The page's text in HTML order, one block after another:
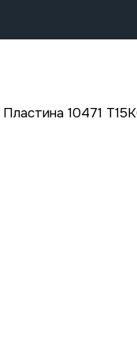
Пластина 10471